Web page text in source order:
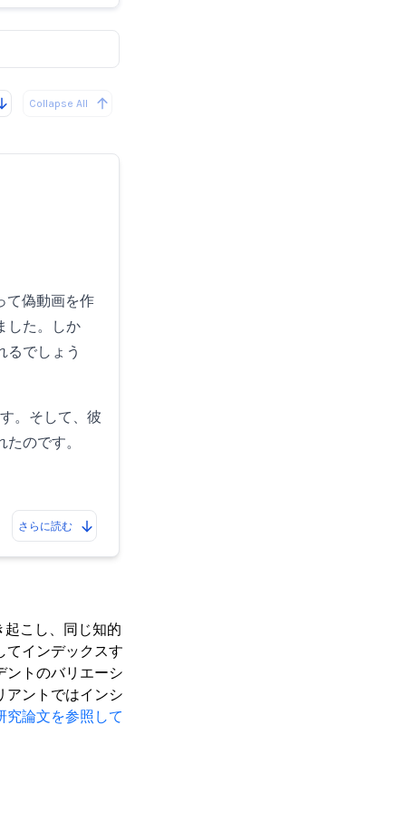
Collapse All
て偽動画を作
した。しか
るでしょう
。そして、彼
のです。
さらに読む
こし、同じ知的
てインデックスす
ントのバリエーシ
アントではインシ
究論文を参照して